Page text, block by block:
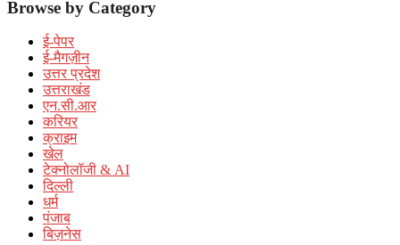
Browse by Category
ई-पेपर
ई-मैगज़ीन
उत्तर प्रदेश
उत्तराखंड
एन.सी.आर
करियर
क्राइम
खेल
टेक्नोलॉजी & AI
दिल्ली
धर्म
पंजाब
बिज़नेस